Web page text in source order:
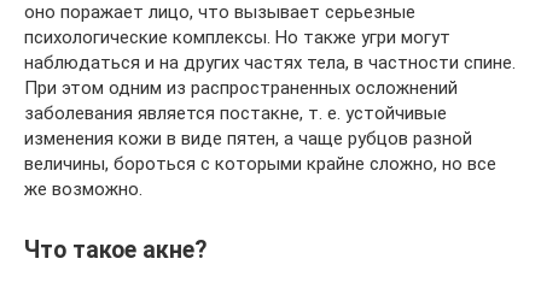
оно поражает лицо, что вызывает серьезные
психологические комплексы. Но также угри могут
наблюдаться и на других частях тела, в частности спине.
При этом одним из распространенных осложнений
заболевания является постакне, т. е. устойчивые
изменения кожи в виде пятен, а чаще рубцов разной
величины, бороться с которыми крайне сложно, но все
же возможно.
Что такое акне?